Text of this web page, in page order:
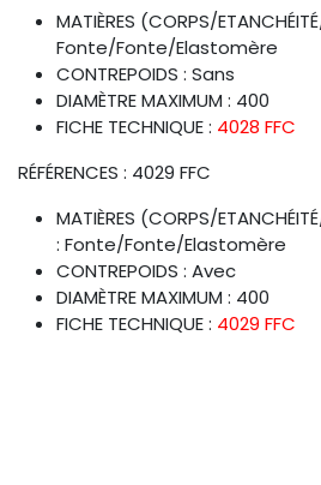
MATIÈRES (CORPS/
Fonte/Fonte/Elastomère
CONTREPOIDS : Sans
DIAMÈTRE MAXIMUM : 400
FICHE TECHNIQUE : 4028 FFC
RÉFÉRENCES : 4029 FFC
MATIÈRES (CORPS/
: Fonte/Fonte/Elastomère
CONTREPOIDS : Avec
DIAMÈTRE MAXIMUM : 400
FICHE TECHNIQUE : 4029 FFC